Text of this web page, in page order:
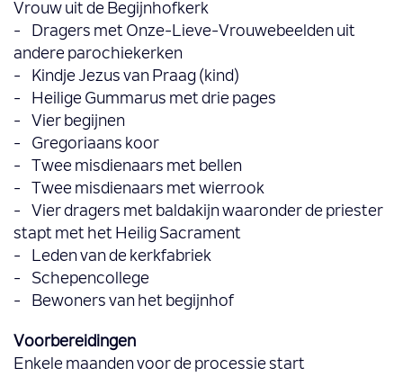
Vrouw uit de Begijnhofkerk
- Dragers met Onze-Lieve-Vrouwebeelden uit
andere parochiekerken
- Kindje Jezus van Praag (kind)
- Heilige Gummarus met drie pages
- Vier begijnen
- Gregoriaans koor
- Twee misdienaars met bellen
- Twee misdienaars met wierrook
- Vier dragers met baldakijn waaronder de priester
stapt met het Heilig Sacrament
- Leden van de kerkfabriek
- Schepencollege
- Bewoners van het begijnhof
Voorbereidingen
Enkele maanden voor de processie start